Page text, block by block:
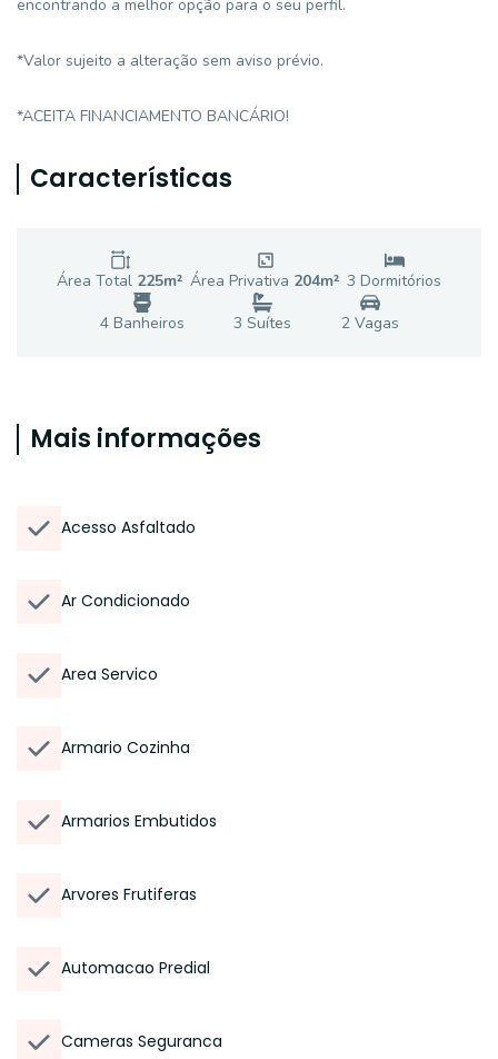
encontrando a melhor opção para o seu perfil.
*Valor sujeito a alteração sem aviso prévio.
*ACEITA FINANCIAMENTO BANCÁRIO!
Características
Área Total 225m² Área Privativa 204m² 3 Dormitórios
4Banheiros 3 Suítes 2Vagas
Mais informações
Acesso Asfaltado
Ar Condicionado
Area Servico
Armario Cozinha
Armarios Embutidos
Arvores Frutiferas
Automacao Predial
Cameras Seguranca